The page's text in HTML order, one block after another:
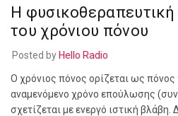
Η φυσικοθεραπευτική
του χρόνιου πόνου
Posted by Hello Radio
Ο χρόνιος πόνος ορίζεται ως
αναμενόμενο χρόνο επούλωσης
σχετίζεται με ενεργό ιστική